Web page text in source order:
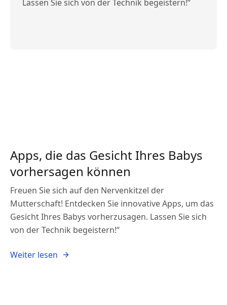
Lassen Sie sich von der Technik begeistern!“
Apps, die das Gesicht Ihres Babys
vorhersagen können
Freuen Sie sich auf den Nervenkitzel der
Mutterschaft! Entdecken Sie innovative Apps, um das
Gesicht Ihres Babys vorherzusagen. Lassen Sie sich
von der Technik begeistern!“
Weiter lesen